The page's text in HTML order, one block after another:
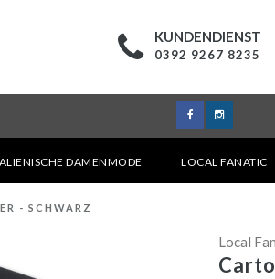
KUNDENDIENST
0392 9267 8235
DAMENMODE LOCAL FANATIC
- SCHWARZ
Local